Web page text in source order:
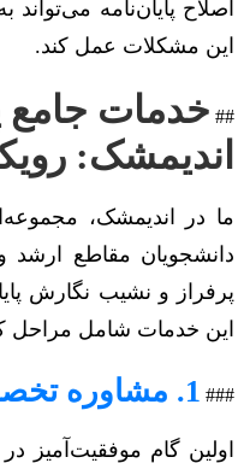
اصلاح پایان‌نامه
این مشکلات عمل کند.
## خدمات جامع
اندیمشک:
ما در اندیمشک،
دانشجویان مقاطع ارشد
پرفراز و نشیب نگارش
این خدمات شامل مراحل
### 1. مشاوره تخصصی و انتخاب موضوع
اولین گام موفقیت‌آمیز